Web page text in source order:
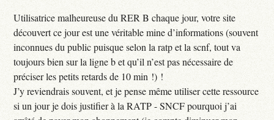
Utilisatrice malheureuse du RER B chaque jour, votre site
découvert ce jour est une véritable mine d’informations (souvent
inconnues du public puisque selon la ratp et la scnf, tout va
toujours bien sur la ligne b et qu’il n’est pas nécessaire de
préciser les petits retards de 10 min !) !
J’y reviendrais souvent, et je pense même utiliser cette ressource
si un jour je dois justifier à la RATP - SNCF pourquoi j’ai